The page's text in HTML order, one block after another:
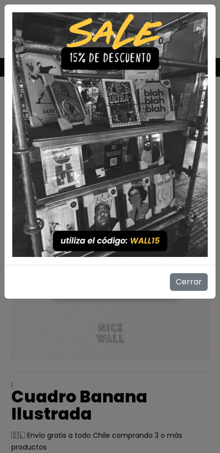
Envío Gratis a todo Chile comprando 3 o más productos
|
Cuadro Banana
Ilustrada
🇨🇱 Envío gratis a todo Chile comprando 3 o más
productos
Cerrar